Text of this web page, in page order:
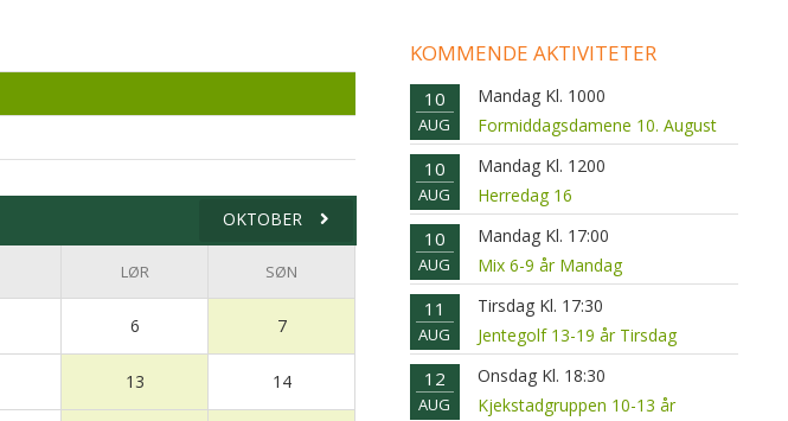
OKTOBER
LØR SØN
6 7
13 14
KOMMENDE AKTIVITETER
10
AUG
Mandag Kl. 1000
Formiddagsdamene 10. August
10
AUG
Mandag Kl. 1200
Herredag 16
10
AUG
Mandag Kl. 17:00
Mix 6-9 år Mandag
11
AUG
Tirsdag Kl. 17:30
Jentegolf 13-19 år Tirsdag
12
AUG
Onsdag Kl. 18:30
Kjekstadgruppen 10-13 år